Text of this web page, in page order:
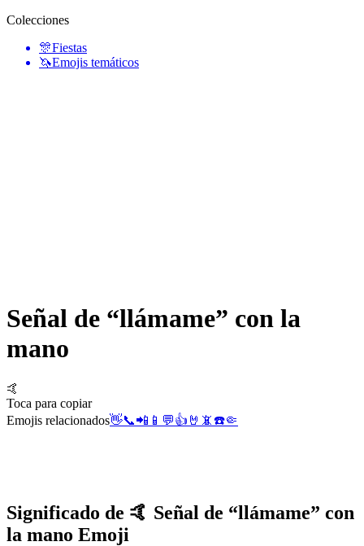
Colecciones
🎊Fiestas
🦄Emojis temáticos
Señal de “llámame” con la
mano
🤙
Toca para copiar
Emojis relacionados👋📞📲 📱 💬👍 🤘 📵☎️🤏
Significado de 🤙 Señal de “llámame” con
la mano Emoji